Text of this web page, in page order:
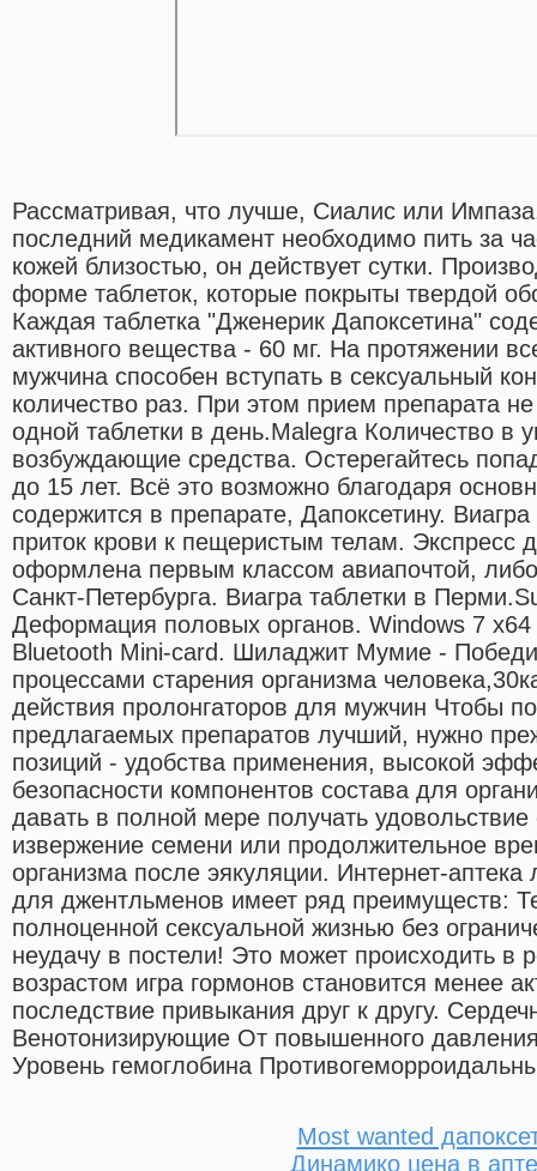
Рассматривая, что лучше, Сиалис или
последний медикамент необходимо пить за
кожей близостью, он действует сутки.
форме таблеток, которые покрыты твердой
Каждая таблетка "Дженерик Дапоксетина"
активного вещества - 60 мг. На протяжении
мужчина способен вступать в сексуальный
количество раз. При этом прием препарата
одной таблетки в день.Malegra Количество в
возбуждающие средства. Остерегайтесь
до 15 лет. Всё это возможно благодаря
содержится в препарате, Дапоксетину.
приток крови к пещеристым телам. Экспресс
оформлена первым классом авиапочтой,
Санкт-Петербурга. Виагра таблетки в
Деформация половых органов. Windows 7
Bluetooth Mini-card. Шиладжит Мумие -
процессами старения организма
действия пролонгаторов для мужчин Чтобы
предлагаемых препаратов лучший, нужно
позиций - удобства применения, высокой
безопасности компонентов состава для
давать в полной мере получать
извержение семени или продолжительное
организма после эякуляции. Интернет-аптека
для джентльменов имеет ряд преимуществ:
полноценной сексуальной жизнью без
неудачу в постели! Это может происходить в
возрастом игра гормонов становится менее
последствие привыкания друг к другу.
Венотонизирующие От повышенного
Уровень гемоглобина
Most wanted
Динамико цена в